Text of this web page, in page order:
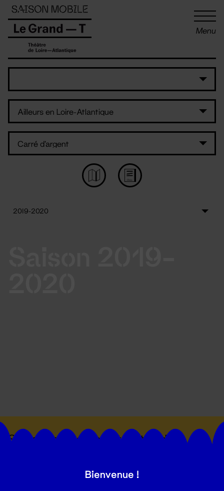
Menu
Suivez toutes les actualités du
Panneau de gestion des cookies
Bienvenue !